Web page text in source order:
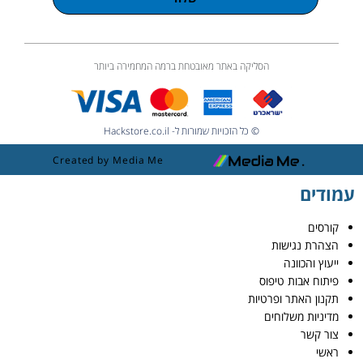
הסליקה באתר מאובטחת ברמה המחמירה ביותר
© כל הזכויות שמורות ל- Hackstore.co.il
Created by Media Me
עמודים
קורסים
הצהרת נגישות
ייעוץ והכוונה
פיתוח אבות טיפוס
תקנון האתר ופרטיות
מדיניות משלוחים
צור קשר
ראשי